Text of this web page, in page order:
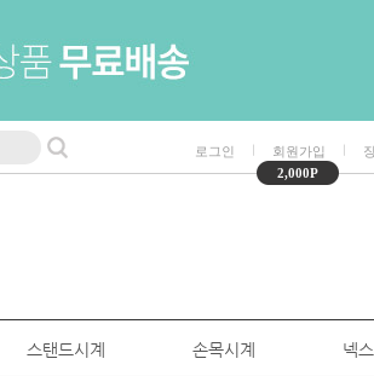
로그인
회원가입
2,000P
스탠드시계 손목시계 넥